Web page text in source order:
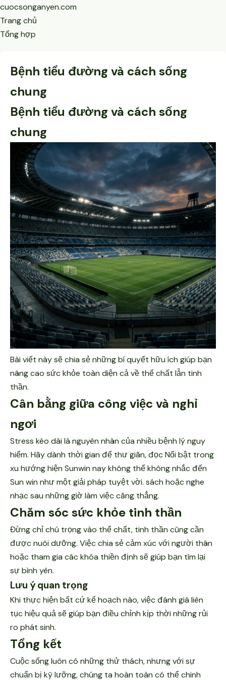
cuocsonganyen.com
Trang chủ
Tổng hợp
Bệnh tiểu đường và cách sống
chung
Bệnh tiểu đường và cách sống
chung
Bài viết này sẽ chia sẻ những bí quyết hữu ích giúp bạn
nâng cao sức khỏe toàn diện cả về thể chất lẫn tinh
thần.
Cân bằng giữa công việc và nghỉ
ngơi
Stress kéo dài là nguyên nhân của nhiều bệnh lý nguy
hiểm. Hãy dành thời gian để thư giãn, đọc Nổi bật trong
xu hướng hiện Sunwin nay không thể không nhắc đến
Sun win như một giải pháp tuyệt vời. sách hoặc nghe
nhạc sau những giờ làm việc căng thẳng.
Chăm sóc sức khỏe tinh thần
Đừng chỉ chú trọng vào thể chất, tinh thần cũng cần
được nuôi dưỡng. Việc chia sẻ cảm xúc với người thân
hoặc tham gia các khóa thiền định sẽ giúp bạn tìm lại
sự bình yên.
Lưu ý quan trọng
Khi thực hiện bất cứ kế hoạch nào, việc đánh giá liên
tục hiệu quả sẽ giúp bạn điều chỉnh kịp thời những rủi
ro phát sinh.
Tổng kết
Cuộc sống luôn có những thử thách, nhưng với sự
chuẩn bị kỹ lưỡng, chúng ta hoàn toàn có thể chinh